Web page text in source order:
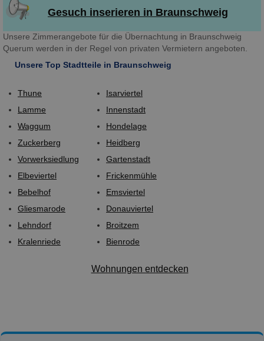
Gesuch inserieren in Braunschweig
Unsere Zimmerangebote für die Übernachtung in Braunschweig
Querum werden in der Regel von privaten Vermietern angeboten.
Unsere Top Stadtteile in Braunschweig
Thune
Lamme
Waggum
Zuckerberg
Vorwerksiedlung
Elbeviertel
Bebelhof
Gliesmarode
Lehndorf
Kralenriede
Isarviertel
Innenstadt
Hondelage
Heidberg
Gartenstadt
Frickenmühle
Emsviertel
Donauviertel
Broitzem
Bienrode
Wohnungen entdecken